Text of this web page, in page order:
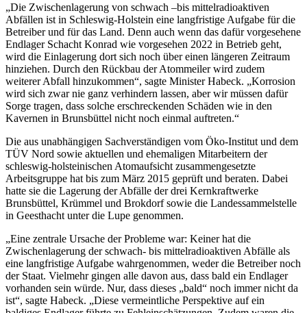
„Die Zwischenlagerung von schwach –bis mittelradioaktiven
Abfällen ist in Schleswig-Holstein eine langfristige Aufgabe für die
Betreiber und für das Land. Denn auch wenn das dafür vorgesehene
Endlager Schacht Konrad wie vorgesehen 2022 in Betrieb geht,
wird die Einlagerung dort sich noch über einen längeren Zeitraum
hinziehen. Durch den Rückbau der Atommeiler wird zudem
weiterer Abfall hinzukommen“, sagte Minister Habeck. „Korrosion
wird sich zwar nie ganz verhindern lassen, aber wir müssen dafür
Sorge tragen, dass solche erschreckenden Schäden wie in den
Kavernen in Brunsbüttel nicht noch einmal auftreten.“
Die aus unabhängigen Sachverständigen vom Öko-Institut und dem
TÜV Nord sowie aktuellen und ehemaligen Mitarbeitern der
schleswig-holsteinischen Atomaufsicht zusammengesetzte
Arbeitsgruppe hat bis zum März 2015 geprüft und beraten. Dabei
hatte sie die Lagerung der Abfälle der drei Kernkraftwerke
Brunsbüttel, Krümmel und Brokdorf sowie die Landessammelstelle
in Geesthacht unter die Lupe genommen.
„Eine zentrale Ursache der Probleme war: Keiner hat die
Zwischenlagerung der schwach- bis mittelradioaktiven Abfälle als
eine langfristige Aufgabe wahrgenommen, weder die Betreiber noch
der Staat. Vielmehr gingen alle davon aus, dass bald ein Endlager
vorhanden sein würde. Nur, dass dieses „bald“ noch immer nicht da
ist“, sagte Habeck. „Diese vermeintliche Perspektive auf ein